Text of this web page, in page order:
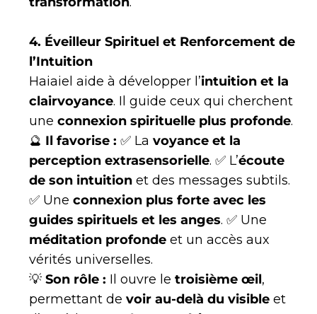
4. Éveilleur Spirituel et Renforcement de
l’Intuition
Haiaiel aide à développer l’intuition et la
clairvoyance. Il guide ceux qui cherchent
une connexion spirituelle plus profonde.
🔮 Il favorise : ✅ La voyance et la
perception extrasensorielle. ✅ L’écoute
de son intuition et des messages subtils.
✅ Une connexion plus forte avec les
guides spirituels et les anges. ✅ Une
méditation profonde et un accès aux
vérités universelles.
💡 Son rôle : Il ouvre le troisième œil,
permettant de voir au-delà du visible et